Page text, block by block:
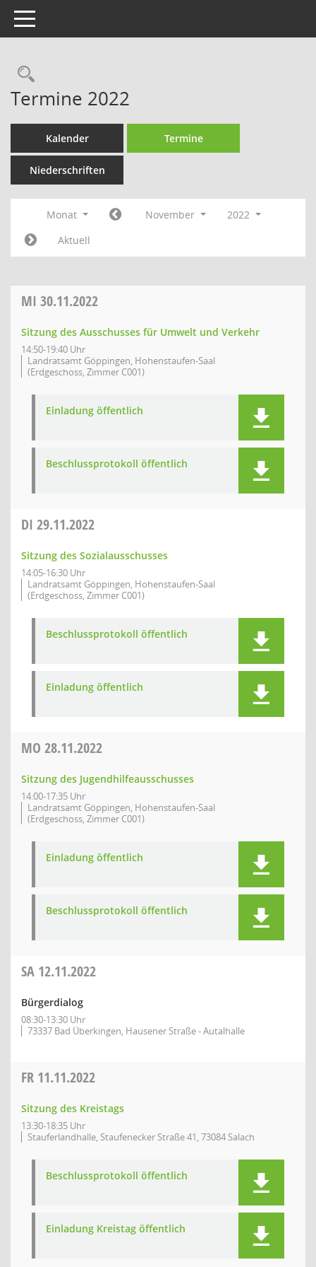
Toggle navigation
Rechercheauswahl
Termine 2022
Kalender Termine
Niederschriften
Monat November
2022
Aktuell
MI 30.11.2022
Sitzung des Ausschusses für Umwelt und Verkehr
14:50-19:40 Uhr
Landratsamt Göppingen, Hohenstaufen-Saal
(Erdgeschoss, Zimmer C001)
Einladung öffentlich
Beschlussprotokoll öffentlich
DI 29.11.2022
Sitzung des Sozialausschusses
14:05-16:30 Uhr
Landratsamt Göppingen, Hohenstaufen-Saal
(Erdgeschoss, Zimmer C001)
Beschlussprotokoll öffentlich
Einladung öffentlich
MO 28.11.2022
Sitzung des Jugendhilfeausschusses
14:00-17:35 Uhr
Landratsamt Göppingen, Hohenstaufen-Saal
(Erdgeschoss, Zimmer C001)
Einladung öffentlich
Beschlussprotokoll öffentlich
SA 12.11.2022
Bürgerdialog
08:30-13:30 Uhr
73337 Bad Überkingen, Hausener Straße - Autalhalle
FR 11.11.2022
Sitzung des Kreistags
13:30-18:35 Uhr
Stauferlandhalle, Staufenecker Straße 41, 73084 Salach
Beschlussprotokoll öffentlich
Einladung Kreistag öffentlich